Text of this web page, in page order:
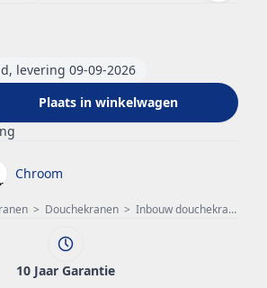
> Douchekranen > Inbouw douchekraan
levering 09-09-2026
Plaats in winkelwagen
Chroom
10 Jaar Garantie